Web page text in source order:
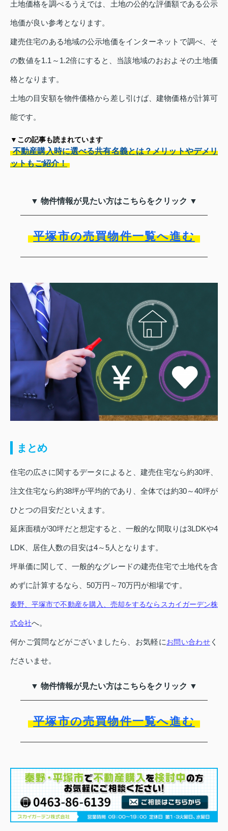
土地価格を調べるうえでは、土地の公的な評価額である公示
地価が良い参考となります。
建売住宅のある地域の公示地価をインターネットで調べ、そ
の数値を1.1～1.2倍にすると、当該地域のおおよその土地価
格となります。
土地の目安額を物件価格から差し引けば、建物価格が計算可
能です。
▼この記事も読まれています
不動産購入時に選べる共有名義とは？メリットやデメリ
ットもご紹介！
▼ 物件情報が見たい方はこちらをクリック ▼
平塚市の売買物件一覧へ進む
まとめ
住宅の広さに関するデータによると、建売住宅なら約30坪、
注文住宅なら約38坪が平均的であり、全体では約30～40坪が
ひとつの目安だといえます。
延床面積が30坪だと想定すると、一般的な間取りは3LDKや4
LDK、居住人数の目安は4～5人となります。
坪単価に関して、一般的なグレードの建売住宅で土地代を含
めずに計算するなら、50万円～70万円が相場です。
秦野、平塚市で不動産を購入、売却をするならスカイガーデン株
式会社へ。
何かご質問などがございましたら、お気軽にお問い合わせ く
ださいませ。
▼ 物件情報が見たい方はこちらをクリック ▼
平塚市の売買物件一覧へ進む